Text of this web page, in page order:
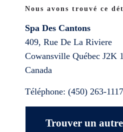
Nous avons trouvé ce
Spa Des Cantons
409, Rue De La Riviere
Cowansville Québec J2K
Canada
Téléphone: (450) 263-1117
Trouver un